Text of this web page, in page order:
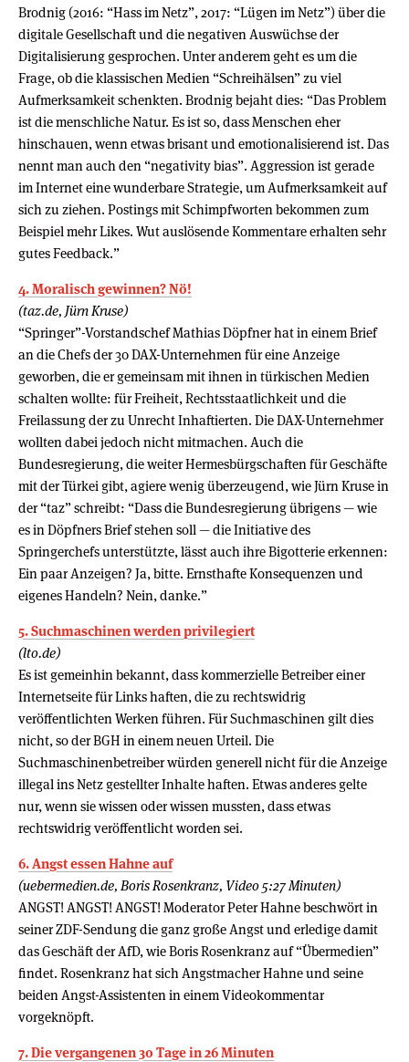
Brodnig (2016: “Hass im Netz”, 2017: “Lügen im Netz”) über die
digitale Gesellschaft und die negativen Auswüchse der
Digitalisierung gesprochen. Unter anderem geht es um die
Frage, ob die klassischen Medien “Schreihälsen” zu viel
Aufmerksamkeit schenkten. Brodnig bejaht dies: “Das Problem
ist die menschliche Natur. Es ist so, dass Menschen eher
hinschauen, wenn etwas brisant und emotionalisierend ist. Das
nennt man auch den “negativity bias”. Aggression ist gerade
im Internet eine wunderbare Strategie, um Aufmerksamkeit auf
sich zu ziehen. Postings mit Schimpfworten bekommen zum
Beispiel mehr Likes. Wut auslösende Kommentare erhalten sehr
gutes Feedback.”
4. Moralisch gewinnen? Nö!
(taz.de, Jürn Kruse)
“Springer”-Vorstandschef Mathias Döpfner hat in einem Brief
an die Chefs der 30 DAX-Unternehmen für eine Anzeige
geworben, die er gemeinsam mit ihnen in türkischen Medien
schalten wollte: für Freiheit, Rechtsstaatlichkeit und die
Freilassung der zu Unrecht Inhaftierten. Die DAX-Unternehmer
wollten dabei jedoch nicht mitmachen. Auch die
Bundesregierung, die weiter Hermesbürgschaften für Geschäfte
mit der Türkei gibt, agiere wenig überzeugend, wie Jürn Kruse in
der “taz” schreibt: “Dass die Bundesregierung übrigens — wie
es in Döpfners Brief stehen soll — die Initiative des
Springerchefs unterstützte, lässt auch ihre Bigotterie erkennen:
Ein paar Anzeigen? Ja, bitte. Ernsthafte Konsequenzen und
eigenes Handeln? Nein, danke.”
5. Suchmaschinen werden privilegiert
(lto.de)
Es ist gemeinhin bekannt, dass kommerzielle Betreiber einer
Internetseite für Links haften, die zu rechtswidrig
veröffentlichten Werken führen. Für Suchmaschinen gilt dies
nicht, so der BGH in einem neuen Urteil. Die
Suchmaschinenbetreiber würden generell nicht für die Anzeige
illegal ins Netz gestellter Inhalte haften. Etwas anderes gelte
nur, wenn sie wissen oder wissen mussten, dass etwas
rechtswidrig veröffentlicht worden sei.
6. Angst essen Hahne auf
(uebermedien.de, Boris Rosenkranz, Video 5:27 Minuten)
ANGST! ANGST! ANGST! Moderator Peter Hahne beschwört in
seiner ZDF-Sendung die ganz große Angst und erledige damit
das Geschäft der AfD, wie Boris Rosenkranz auf “Übermedien”
findet. Rosenkranz hat sich Angstmacher Hahne und seine
beiden Angst-Assistenten in einem Videokommentar
vorgeknöpft.
7. Die vergangenen 30 Tage in 26 Minuten